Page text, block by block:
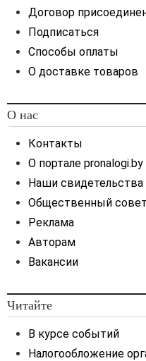
Договор
Подписаться
Способы оплаты
О доставке товаров
О нас
Контакты
О портале pronalogi.by
Наши свидетельства
Общественный совет
Реклама
Авторам
Вакансии
Читайте
В курсе событий
Налогообложение